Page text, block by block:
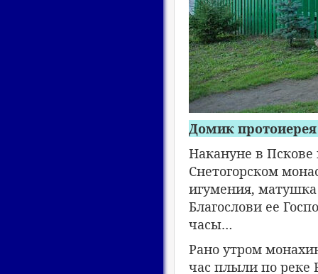
Домик
Накануне в
Снетогорском
игумения,
Благослови ее
часы…
Рано утром
час плыли по реке